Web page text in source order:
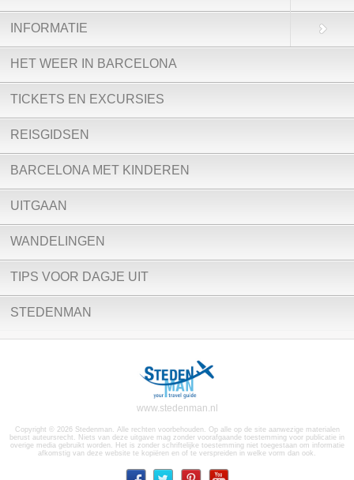
INFORMATIE
HET WEER IN BARCELONA
TICKETS EN EXCURSIES
REISGIDSEN
BARCELONA MET KINDEREN
UITGAAN
WANDELINGEN
TIPS VOOR DAGJE UIT
STEDENMAN
www.stedenman.nl
Copyright © 2026 Stedenman. Alle rechten voorbehouden. Op alle op de site aanwezige materialen
berust auteursrecht. Niets van deze uitgave mag zonder voorafgaande toestemming voor publicatie in
overige media gebruikt worden. Het is zonder schriftelijke toestemming niet toegestaan om informatie
afkomstig van deze website te kopiëren en of te verspreiden in welke vorm dan ook.